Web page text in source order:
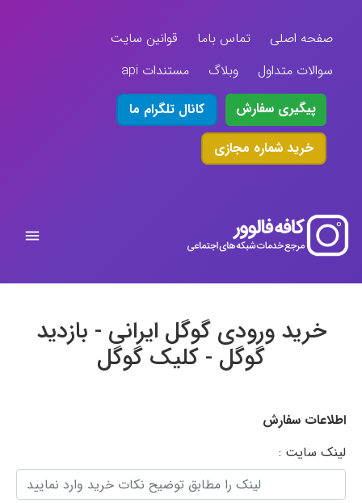
صفحه اصلی تماس باما
قوانین سایت
سوالات متداول
وبلاگ
مستندات api
پیگیری سفارش
کانال تلگرام ما
خرید شماره مجازی
خرید ورودی گوگل ایرانی - بازدید
گوگل - کلیک گوگل
اطلاعات سفارش
لینک سایت :